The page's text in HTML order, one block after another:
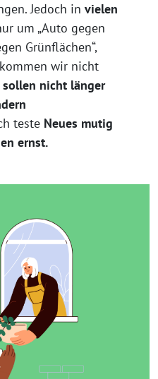
Jedoch in vielen
um „Auto gegen
Grünflächen“,
kommen wir nicht
nicht länger
teste Neues mutig
ernst.